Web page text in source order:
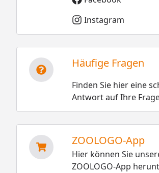
Instagram
Häufige Fragen
Finden Sie hier eine
Antwort auf Ihre
ZOOLOGO-App
Hier können Sie
ZOOLOGO-App